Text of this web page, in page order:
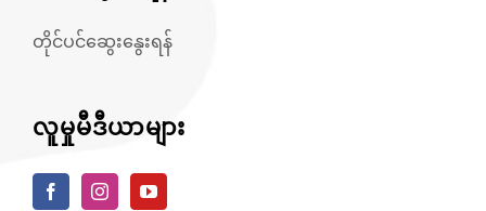
တိုင်ပင်ဆွေးနွေးရန်
လူမှုမီဒီယာများ